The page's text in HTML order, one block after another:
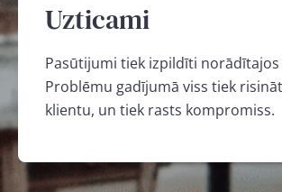
Uzticami
Pasūtijumi tiek izpildīti
Problēmu gadījumā viss tiek
klientu, un tiek rasts kompromiss.